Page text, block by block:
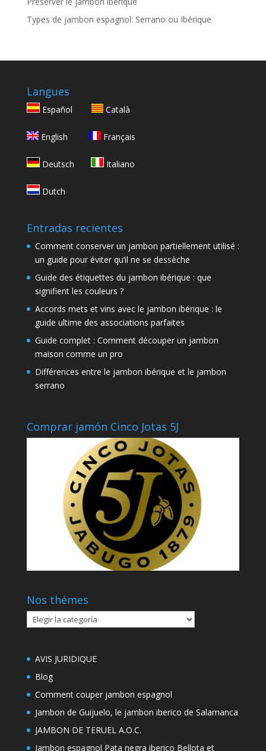
Types de jambon espagnol: Serrano ou Ibérique
Langues
Español Català
English Français
Deutsch Italiano
Dutch
Entradas recientes
Comment conserver un jambon partiellement utilisé :
un guide pour éviter qu’il ne se dessèche
Guide des étiquettes du jambon ibérique : que
signifient les couleurs ?
Accords mets et vins avec le jambon ibérique : le
guide ultime des associations parfaites
Guide complet : Comment découper un jambon
maison comme un pro
Différences entre le jambon ibérique et le jambon
serrano
Comprar jamón Cinco Jotas 5J
Nos thémes
Nos
thémes
AVIS JURIDIQUE
Blog
Comment couper jambon espagnol
Jambon de Guijuelo, le jambon iberico de Salamanca
JAMBON DE TERUEL A.O.C.
Jambon espagnol Pata negra iberico Bellota et